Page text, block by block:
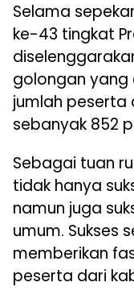
Selama
ke-43 tingkat
golongan yang
jumlah
sebanyak 852
Sebagai tuan
tidak hanya
namun juga
umum. Sukses
memberikan
peserta dari